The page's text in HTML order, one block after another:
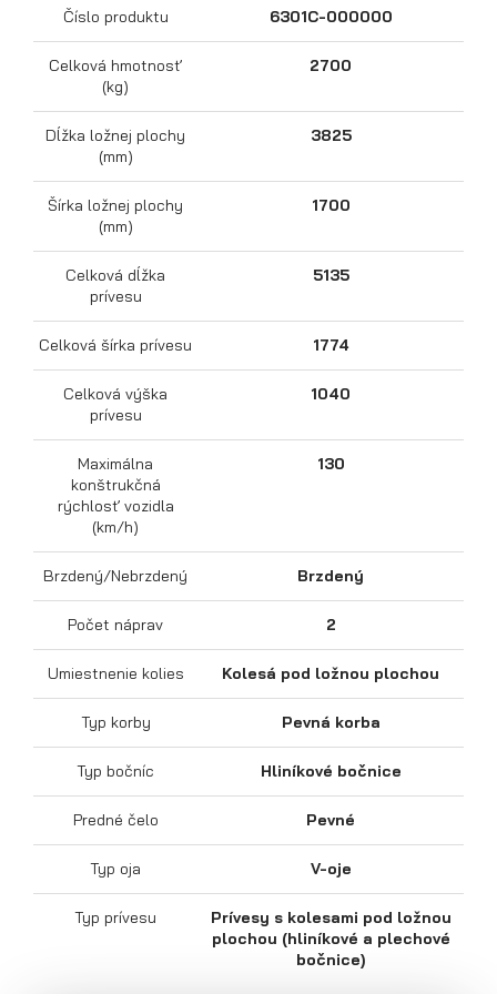
Prepravníky motocyklov
Výklopné prívesy
Číslo produktu 6301C-000000
Celková hmotnosť
(kg)
2700
Dĺžka ložnej plochy
(mm)
3825
Šírka ložnej plochy
(mm)
1700
Celková dĺžka
prívesu
5135
Celková šírka prívesu 1774
Celková výška
prívesu
1040
Maximálna
konštrukčná
rýchlosť vozidla
(km/h)
130
Brzdený/Nebrzdený Brzdený
Počet náprav 2
Umiestnenie kolies Kolesá pod ložnou plochou
Typ korby Pevná korba
Typ bočníc Hliníkové bočnice
Predné čelo Pevné
Typ oja V-oje
Typ prívesu
Prívesy s kolesami pod ložnou
plochou (hliníkové a plechové
bočnice)